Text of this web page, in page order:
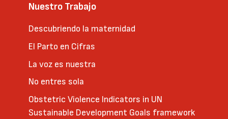
Nuestro Trabajo
Descubriendo la maternidad
El Parto en Cifras
La voz es nuestra
No entres sola
Obstetric Violence Indicators in UN
Sustainable Development Goals framework